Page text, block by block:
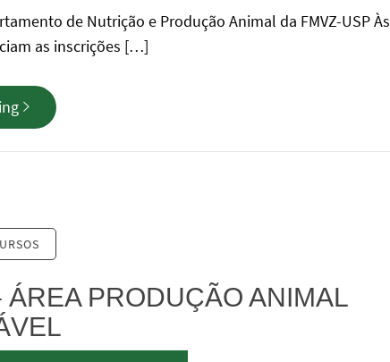
de Nutrição e Produção Animal da FMVZ-USP Às
as inscrições […]
PRODUÇÃO ANIMAL